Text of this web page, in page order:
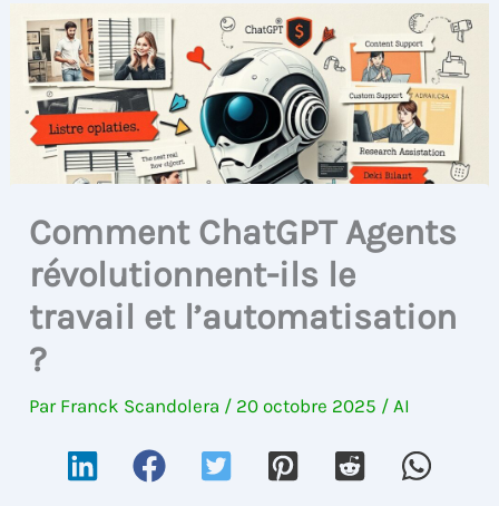
Comment ChatGPT Agents
révolutionnent-ils le
travail et l’automatisation
?
Par Franck Scandolera / 20 octobre 2025 /AI